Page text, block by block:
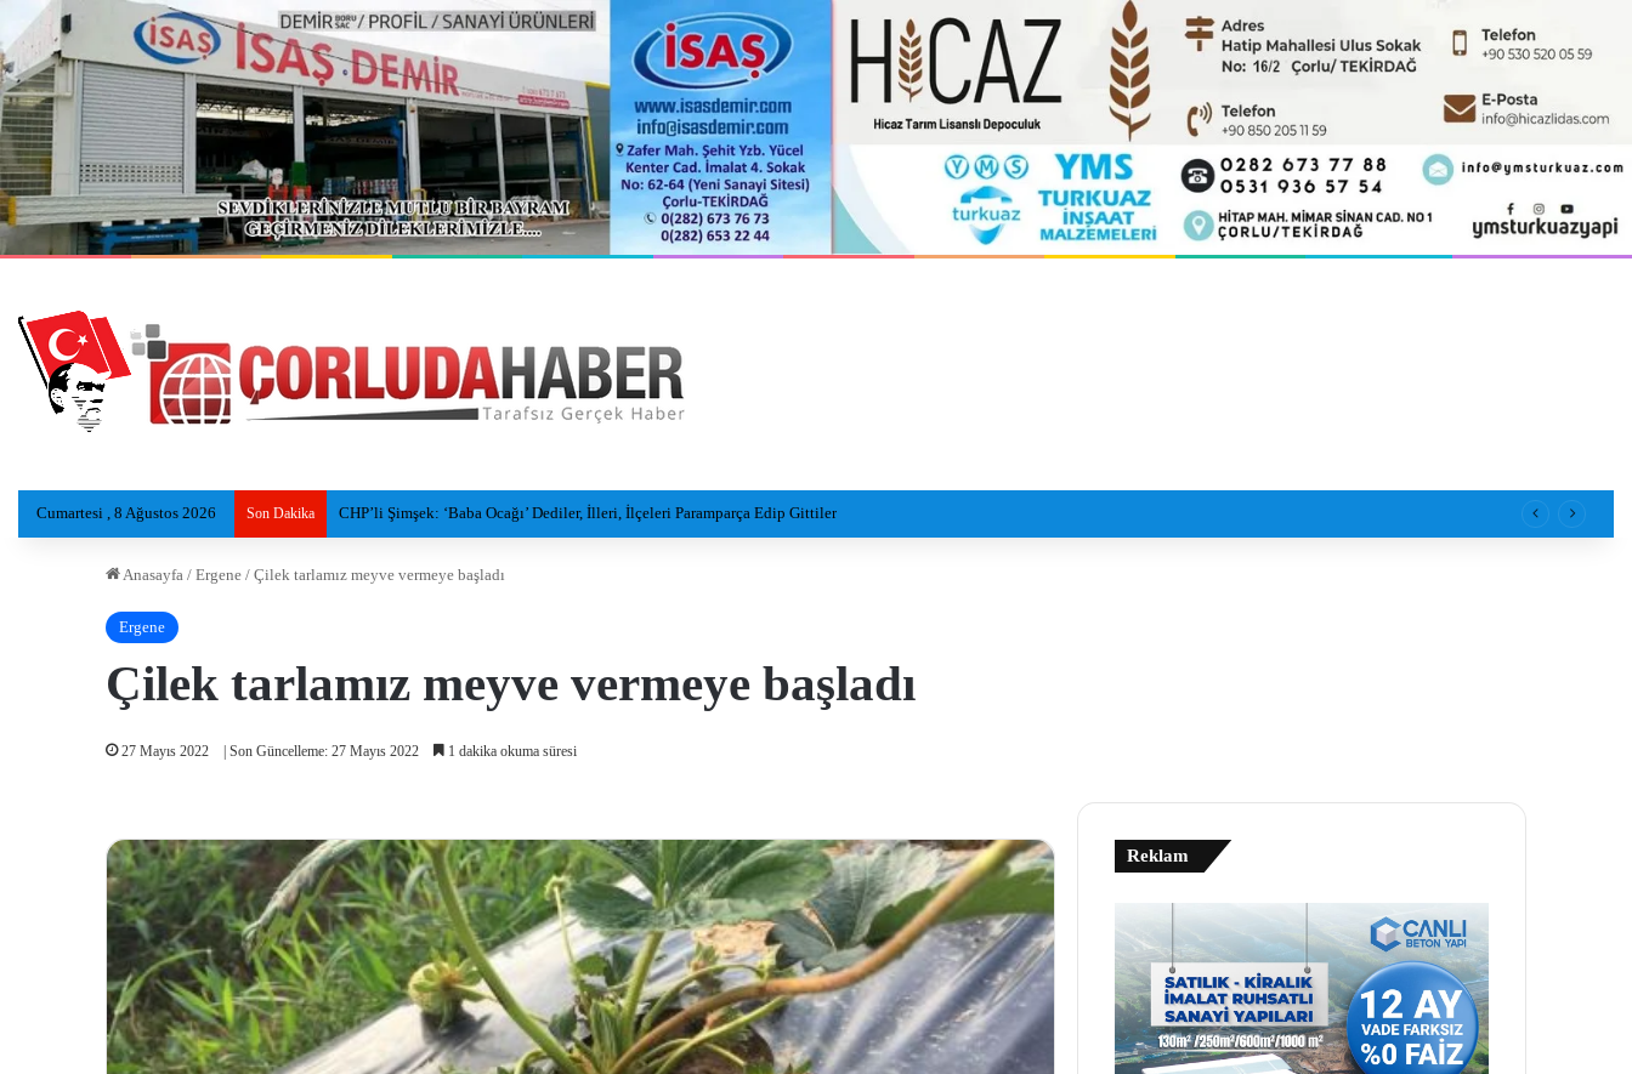
Cumartesi , 8 Ağustos 2026 Son Dakika Tekirdağ sahillerinde yeni nesil insansız cankurtaran araçları görevde
Anasayfa / Ergene / Çilek tarlamız meyve vermeye başladı
Ergene
Çilek tarlamız meyve vermeye başladı
27 Mayıs 2022 | Son Güncelleme: 27 Mayıs 2022 1 dakika okuma süresi
Reklam